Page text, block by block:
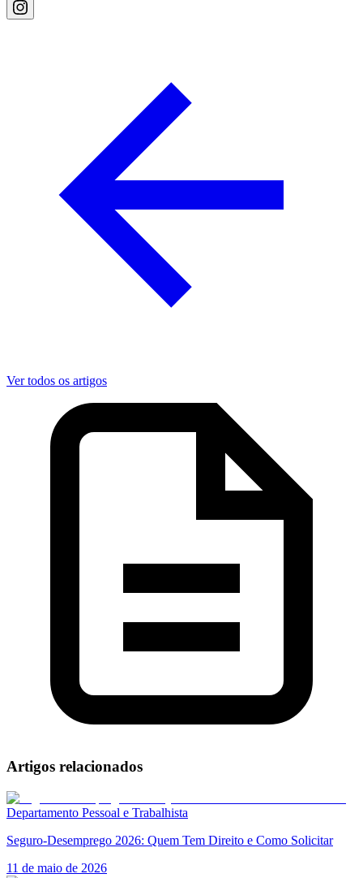
Ver todos os artigos
Artigos relacionados
Departamento Pessoal e Trabalhista
Seguro-Desemprego 2026: Quem Tem Direito e Como Solicitar
11 de maio de 2026